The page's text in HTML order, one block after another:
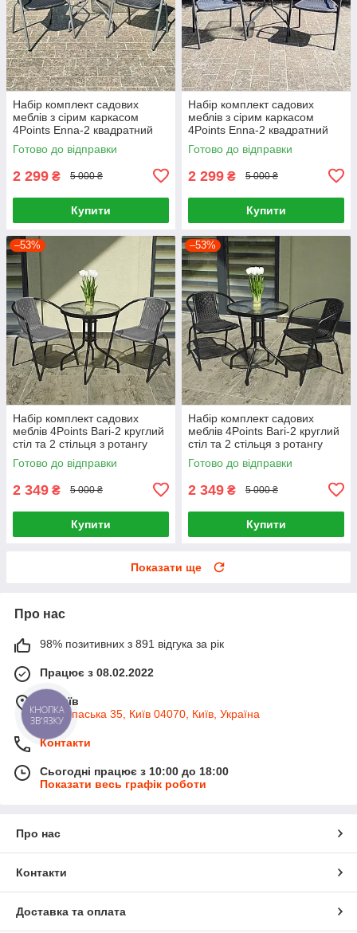
Набір комплект садових
меблів з сірим каркасом
4Points Enna-2 квадратний
стіл і 2 крісла з ротанга для
саду кафе Чорний
Готово до відправки
2 299 ₴ 5 000 ₴
Купити
Набір комплект садових
меблів з сірим каркасом
4Points Enna-2 квадратний
стіл і 2 крісла з ротанга для
саду кафе Сірий
Готово до відправки
2 299 ₴ 5 000 ₴
Купити
–53%
Набір комплект садових
меблів 4Points Bari-2 круглий
стіл та 2 стільця з ротангу
для саду кафе тераси вулиці
Готово до відправки
2 349 ₴ 5 000 ₴
Купити
–53%
Набір комплект садових
меблів 4Points Bari-2 круглий
стіл та 2 стільця з ротангу
для саду кафе тераси вулиці
Готово до відправки
2 349 ₴ 5 000 ₴
Купити
Показати ще
Про нас
98% позитивних з 891 відгука за рік
Працює з 08.02.2022
м. Київ
вул. Спаська 35, Київ 04070, Київ, Україна
Контакти
Сьогодні працює з 10:00 до 18:00
Показати весь графік роботи
Про нас
Контакти
Доставка та оплата
КНОПКА
ЗВ'ЯЗКУ